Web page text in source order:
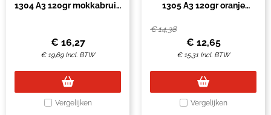
1304 A3 120gr mokkabruin
€ 16,27
€19,69 Incl. BTW
Vergelijken
1305 A3 120gr oranje
€14,38
€ 12,65
€15,31 Incl. BTW
Vergelijken